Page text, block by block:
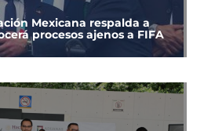
Mexicana respalda a
procesos ajenos a FIFA